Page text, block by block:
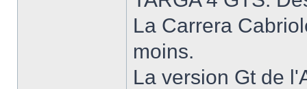
La Carrera
moins.
La version Gt de